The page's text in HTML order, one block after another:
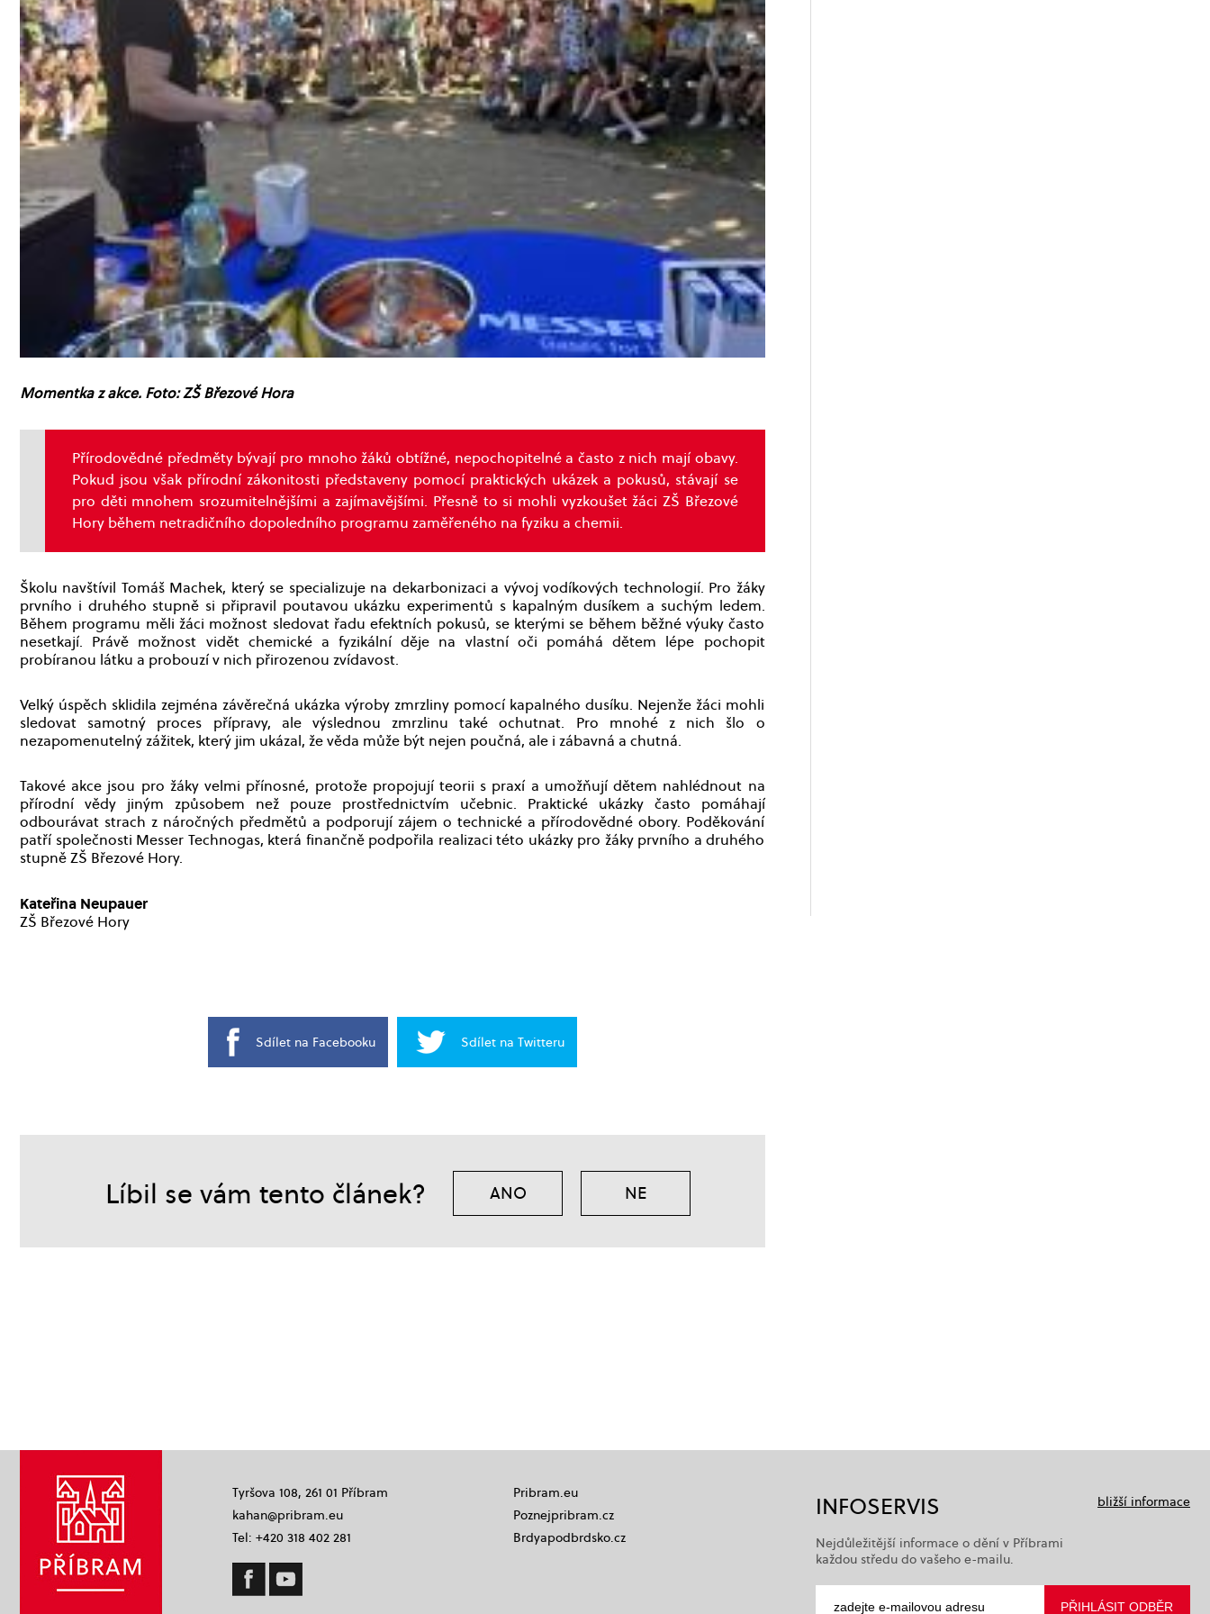
Momentka z akce. Foto: ZŠ Březové Hora
Přírodovědné předměty bývají pro mnoho žáků obtížné, nepochopitelné a často z nich mají obavy.
Pokud jsou však přírodní zákonitosti představeny pomocí praktických ukázek a pokusů, stávají se
pro děti mnohem srozumitelnějšími a zajímavějšími. Přesně to si mohli vyzkoušet žáci ZŠ Březové
Hory během netradičního dopoledního programu zaměřeného na fyziku a chemii.
Školu navštívil Tomáš Machek, který se specializuje na dekarbonizaci a vývoj vodíkových technologií. Pro žáky
prvního i druhého stupně si připravil poutavou ukázku experimentů s kapalným dusíkem a suchým ledem.
Během programu měli žáci možnost sledovat řadu efektních pokusů, se kterými se během běžné výuky často
nesetkají. Právě možnost vidět chemické a fyzikální děje na vlastní oči pomáhá dětem lépe pochopit
probíranou látku a probouzí v nich přirozenou zvídavost.
Velký úspěch sklidila zejména závěrečná ukázka výroby zmrzliny pomocí kapalného dusíku. Nejenže žáci mohli
sledovat samotný proces přípravy, ale výslednou zmrzlinu také ochutnat. Pro mnohé z nich šlo o
nezapomenutelný zážitek, který jim ukázal, že věda může být nejen poučná, ale i zábavná a chutná.
Takové akce jsou pro žáky velmi přínosné, protože propojují teorii s praxí a umožňují dětem nahlédnout na
přírodní vědy jiným způsobem než pouze prostřednictvím učebnic. Praktické ukázky často pomáhají
odbourávat strach z náročných předmětů a podporují zájem o technické a přírodovědné obory. Poděkování
patří společnosti Messer Technogas, která finančně podpořila realizaci této ukázky pro žáky prvního a druhého
stupně ZŠ Březové Hory.
Kateřina Neupauer
ZŠ Březové Hory
Sdílet na Facebooku Sdílet na Twitteru
Líbil se vám tento článek? ANO NE
Tyršova 108, 261 01 Příbram
kahan@pribram.eu
Tel: +420 318 402 281
Pribram.eu
Poznejpribram.cz
Brdyapodbrdsko.cz
INFOSERVIS bližší informace
Nejdůležitější informace o dění v Příbrami
každou středu do vašeho e-mailu.